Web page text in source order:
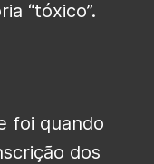
“tóxico”.
foi quando
dos